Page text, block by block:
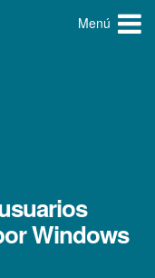
Menú
Windows